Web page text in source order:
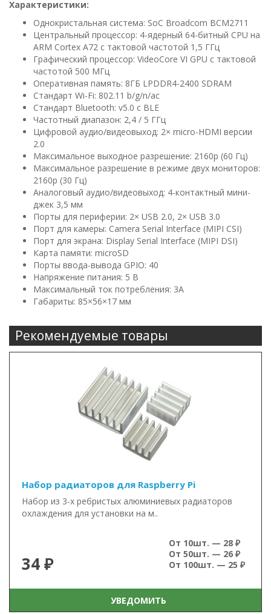
Характеристики:
Однокристальная система: SoC Broadcom BCM2711
Центральный процессор: 4-ядерный 64-битный CPU на
ARM Cortex A72 с тактовой частотой 1,5 ГГц
Графический процессор: VideoCore VI GPU с тактовой
частотой 500 МГц
Оперативная память: 8ГБ LPDDR4-2400 SDRAM
Стандарт Wi-Fi: 802.11 b/g/n/ac
Стандарт Bluetooth: v5.0 с BLE
Частотный диапазон: 2,4 / 5 ГГц
Цифровой аудио/видеовыход: 2× micro-HDMI версии
2.0
Максимальное выходное разрешение: 2160p (60 Гц)
Максимальное разрешение в режиме двух мониторов:
2160p (30 Гц)
Аналоговый аудио/видеовыход: 4-контактный мини-
джек 3,5 мм
Порты для периферии: 2× USB 2.0, 2× USB 3.0
Порт для камеры: Camera Serial Interface (MIPI CSI)
Порт для экрана: Display Serial Interface (MIPI DSI)
Карта памяти: microSD
Порты ввода-вывода GPIO: 40
Напряжение питания: 5 В
Максимальный ток потребления: 3А
Габариты: 85×56×17 мм
Рекомендуемые товары
Набор радиаторов для Raspberry Pi
Набор из 3-х ребристых алюминиевых радиаторов
охлаждения для установки на м..
34 ₽
От 10шт. — 28 ₽
От 50шт. — 26 ₽
От 100шт. — 25 ₽
УВЕДОМИТЬ